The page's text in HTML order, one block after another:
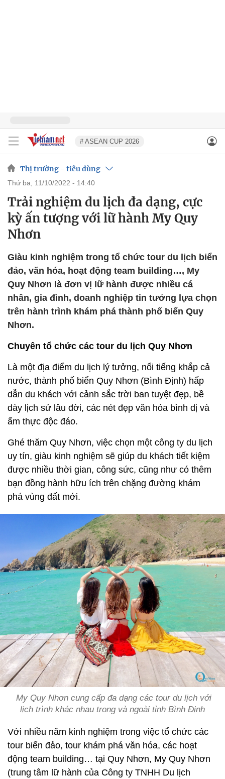
# ASEAN CUP 2026
Thị trường - tiêu dùng
thứ ba, 11/10/2022 - 14:40
Trải nghiệm du lịch đa dạng, cực
kỳ ấn tượng với lữ hành My Quy
Nhơn
Giàu kinh nghiệm trong tổ chức tour du lịch biển
đảo, văn hóa, hoạt động team building…, My
Quy Nhơn là đơn vị lữ hành được nhiều cá
nhân, gia đình, doanh nghiệp tin tưởng lựa chọn
trên hành trình khám phá thành phố biển Quy
Nhơn.
Chuyên tổ chức các tour du lịch Quy Nhơn
Là một địa điểm du lịch lý tưởng, nổi tiếng khắp cả
nước, thành phố biển Quy Nhơn (Bình Định) hấp
dẫn du khách với cảnh sắc trời ban tuyệt đẹp, bề
dày lịch sử lâu đời, các nét đẹp văn hóa bình dị và
ẩm thực độc đáo.
Ghé thăm Quy Nhơn, việc chọn một công ty du lịch
uy tín, giàu kinh nghiệm sẽ giúp du khách tiết kiệm
được nhiều thời gian, công sức, cũng như có thêm
bạn đồng hành hữu ích trên chặng đường khám
phá vùng đất mới.
My Quy Nhơn cung cấp đa dạng các tour du lịch với
lịch trình khác nhau trong và ngoài tỉnh Bình Định
Với nhiều năm kinh nghiệm trong việc tổ chức các
tour biển đảo, tour khám phá văn hóa, các hoạt
động team building… tại Quy Nhơn, My Quy Nhơn
(trung tâm lữ hành của Công ty TNHH Du lịch